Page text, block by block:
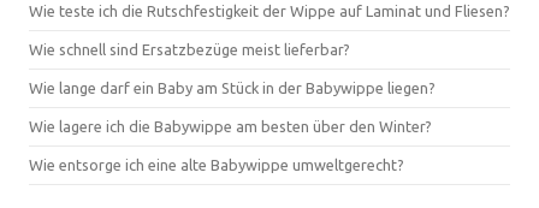
Wie teste ich die Rutschfestigkeit der Wippe auf Laminat und Fliesen?
Wie schnell sind Ersatzbezüge meist lieferbar?
Wie lange darf ein Baby am Stück in der Babywippe liegen?
Wie lagere ich die Babywippe am besten über den Winter?
Wie entsorge ich eine alte Babywippe umweltgerecht?